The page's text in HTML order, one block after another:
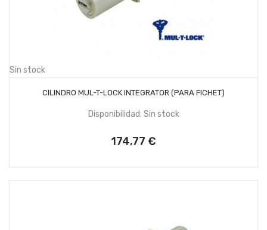
Sin stock
SIN STOCK
CILINDRO MUL-T-LOCK INTEGRATOR (PARA FICHET)
Disponibilidad: Sin stock
Precio
174,77 €